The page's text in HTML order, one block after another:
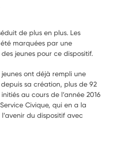
de plus en plus. Les
marquées par une
jeunes pour ce dispositif.
ont déjà rempli une
sa création, plus de 92
au cours de l’année 2016
Civique, qui en a la
du dispositif avec